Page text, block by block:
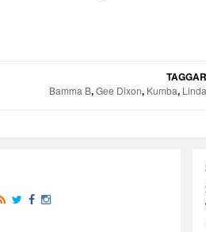
TAGGAR
Bamma B,Gee Dixon, Kumba,